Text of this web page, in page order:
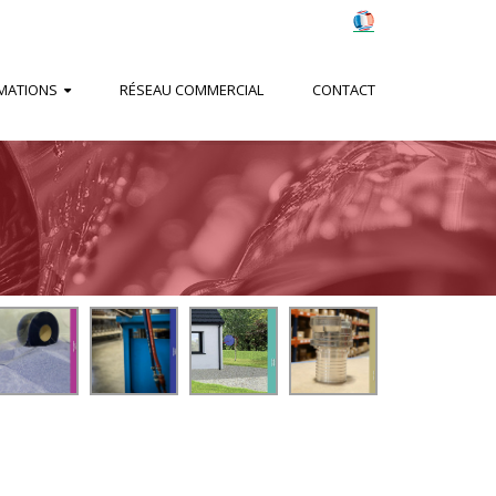
RÉSEAU COMMERCIAL CONTACT